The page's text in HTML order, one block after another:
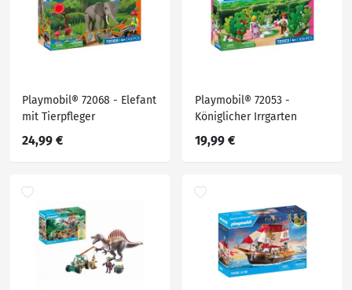
Playmobil® 72068 - Elefant
mit Tierpfleger
24,99 €
Playmobil® 72053 -
Königlicher Irrgarten
19,99 €